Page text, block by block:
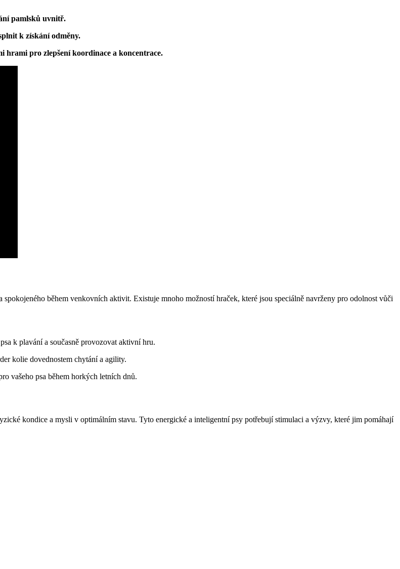
pamlsků ‌uvnitř.
k získání odměny.
pro‌ zlepšení koordinace ⁢a koncentrace.
během venkovních aktivit. Existuje mnoho‍ možností hraček,​ které ⁣jsou‌ speciálně navrženy pro odolnost vůči
k⁤ plavání a ⁢současně provozovat aktivní ⁢hru.
kolie dovednostem ⁤chytání a agility.
‌vašeho ⁤psa během horkých letních dnů.
kondice‍ a ‍mysli v optimálním stavu. Tyto energické ​a inteligentní‌ psy ‍potřebují stimulaci a výzvy, které jim pomáhají⁢